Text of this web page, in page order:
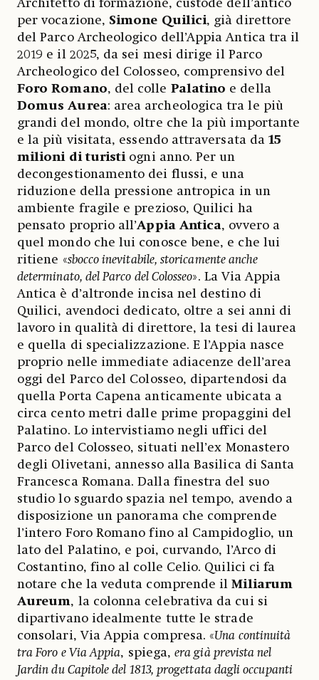
Architetto di formazione, custode dell’antico
per vocazione, Simone Quilici, già direttore
del Parco Archeologico dell’Appia Antica tra il
2019 e il 2025, da sei mesi dirige il Parco
Archeologico del Colosseo, comprensivo del
Foro Romano, del colle Palatino e della
Domus Aurea: area archeologica tra le più
grandi del mondo, oltre che la più importante
e la più visitata, essendo attraversata da15
milioni di turisti ogni anno. Per un
decongestionamento dei flussi, e una
riduzione della pressione antropica in un
ambiente fragile e prezioso, Quilici ha
pensato proprio all’Appia Antica, ovvero a
quel mondo che lui conosce bene, e che lui
ritiene «sbocco inevitabile, storicamente anche
determinato, del Parco del Colosseo». La Via Appia
Antica è d’altronde incisa nel destino di
Quilici, avendoci dedicato, oltre a sei anni di
lavoro in qualità di direttore, la tesi di laurea
e quella di specializzazione. E l’Appia nasce
proprio nelle immediate adiacenze dell’area
oggi del Parco del Colosseo, dipartendosi da
quella Porta Capena anticamente ubicata a
circa cento metri dalle prime propaggini del
Palatino. Lo intervistiamo negli uffici del
Parco del Colosseo, situati nell’ex Monastero
degli Olivetani, annesso alla Basilica di Santa
Francesca Romana. Dalla finestra del suo
studio lo sguardo spazia nel tempo, avendo a
disposizione un panorama che comprende
l’intero Foro Romano fino al Campidoglio, un
lato del Palatino, e poi, curvando, l’Arco di
Costantino, fino al colle Celio. Quilici ci fa
notare che la veduta comprende ilMiliarum
Aureum, la colonna celebrativa da cui si
dipartivano idealmente tutte le strade
consolari, Via Appia compresa. «Una continuità
tra Foro e Via Appia, spiega,era già prevista nel
Jardin du Capitole del 1813, progettata dagli occupanti